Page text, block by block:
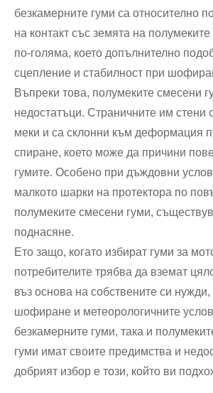
безкамерните гуми са относително
на контакт със земята на
по-голяма, което допълнително
сцепление и стабилност при
Въпреки това, полумеките смесени
недостатъци. Страничните им стени
меки и са склонни към деформация
спиране, което може да причини
гумите. Особено при дъждовни
малкото шарки на протектора по
полумеките смесени гуми,
поднасяне.
Ето защо, когато избират гуми за
потребителите трябва да вземат
въз основа на собствените си нужди,
шофиране и метеорологичните
безкамерните гуми, така и
гуми имат своите предимства и
добрият избор е този, който ви